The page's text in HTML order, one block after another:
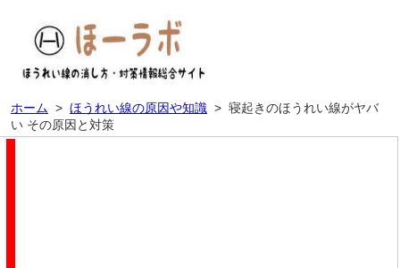
ホーム > ほうれい線の原因や知識 > 寝起きのほうれい線がヤバ
い その原因と対策